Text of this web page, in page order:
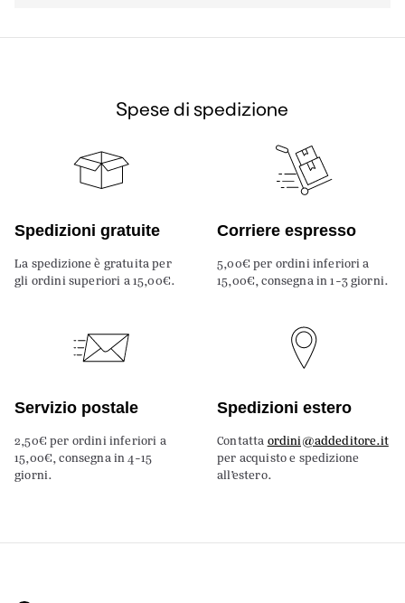
Spese di spedizione
Spedizioni gratuite
La spedizione è gratuita per
gli ordini superiori a 15,00€.
Corriere espresso
5,00€ per ordini inferiori a
15,00€, consegna in 1-3 giorni.
Servizio postale
2,50€ per ordini inferiori a
15,00€, consegna in 4-15
giorni.
Spedizioni estero
Contatta ordini@addeditore.it
per acquisto e spedizione
all’estero.